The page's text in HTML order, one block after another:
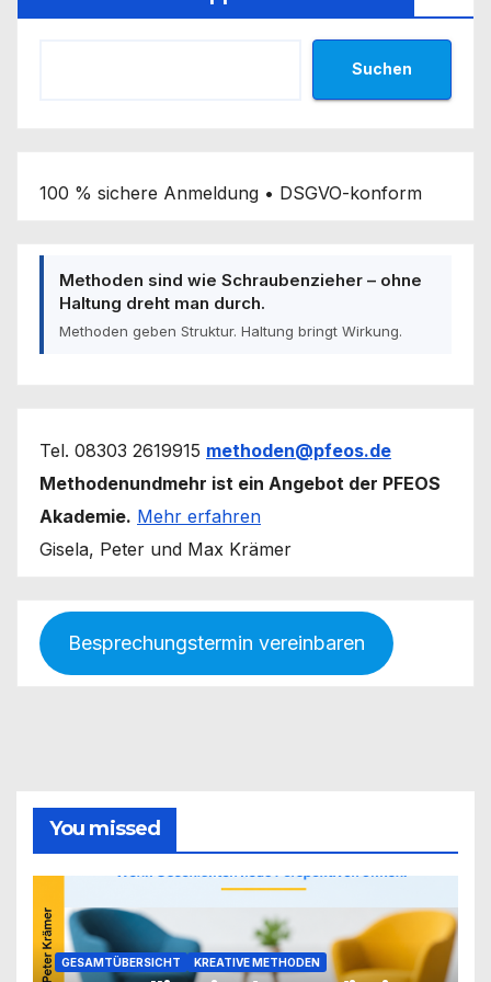
Suchen
100 % sichere Anmeldung • DSGVO-konform
Methoden sind wie Schraubenzieher – ohne
Haltung dreht man durch.
Methoden geben Struktur. Haltung bringt Wirkung.
Tel. 08303 2619915 methoden@pfeos.de
Methodenundmehr ist ein Angebot der PFEOS
Akademie. Mehr erfahren
Gisela, Peter und Max Krämer
Besprechungstermin vereinbaren
You missed
GESAMTÜBERSICHT KREATIVE METHODEN